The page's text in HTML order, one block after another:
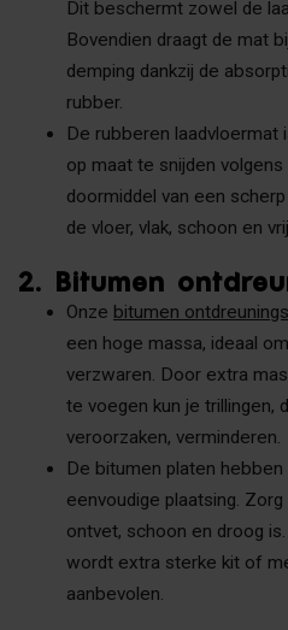
Dit beschermt zowel de
Bovendien draagt de mat
demping dankzij de
rubber.
De rubberen laadvloermat
op maat te snijden
doormiddel van een
de vloer, vlak, schoon en
2. Bitumen
Onze bitumen
een hoge massa, ideaal
verzwaren. Door extra
te voegen kun je trillingen,
veroorzaken, verminderen.
De bitumen platen
eenvoudige plaatsing.
ontvet, schoon en droog
wordt extra sterke kit of
aanbevolen.